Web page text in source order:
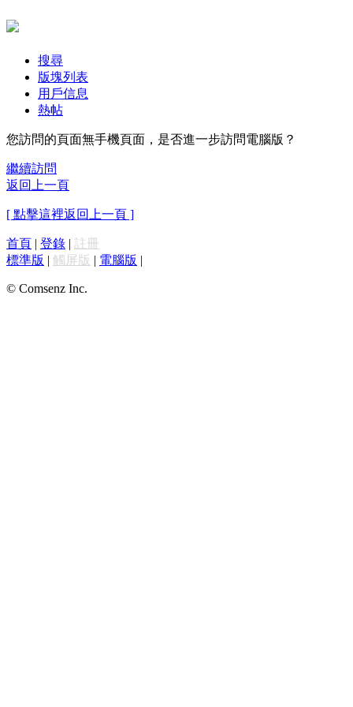
搜尋
版塊列表
用戶信息
熱帖
您訪問的頁面無手機頁面，是否進一步訪問電腦版？
繼續訪問
返回上一頁
[ 點擊這裡返回上一頁 ]
首頁 | 登錄 | 註冊
標準版 | 觸屏版 | 電腦版 |
© Comsenz Inc.